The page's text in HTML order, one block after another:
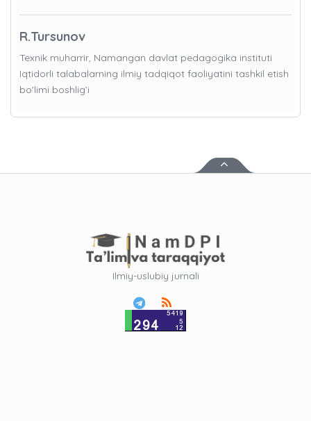
R.Tursunov
Texnik muharrir, Namangan davlat pedagogika instituti
Iqtidorli talabalarning ilmiy tadqiqot faoliyatini tashkil etish
bo'limi boshlig’i
Ilmiy-uslubiy jurnali